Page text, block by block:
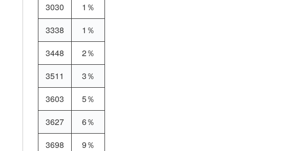
3030
1％
3338
1％
3448
2％
3511
3％
3603
5％
3627
6％
3698
9％